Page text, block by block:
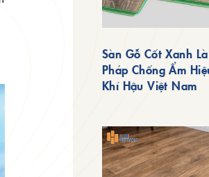
Sàn Gỗ Cốt Xanh
Pháp Chống Ẩm
Khí Hậu Việt Nam